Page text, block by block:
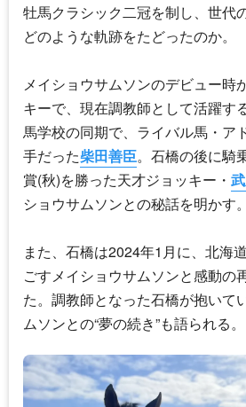
牡馬クラシック二冠を制し、世代
どのような軌跡をたどったのか。
メイショウサムソンのデビュー時
キーで、現在調教師として活躍す
馬学校の同期で、ライバル馬・ア
手だった柴田善臣。石橋の後に騎
賞(秋)を勝った天才ジョッキー・
ショウサムソンとの秘話を明かす。
また、石橋は2024年1月に、北海
ごすメイショウサムソンと感動の
た。調教師となった石橋が抱いて
ムソンとの“夢の続き”も語られる。